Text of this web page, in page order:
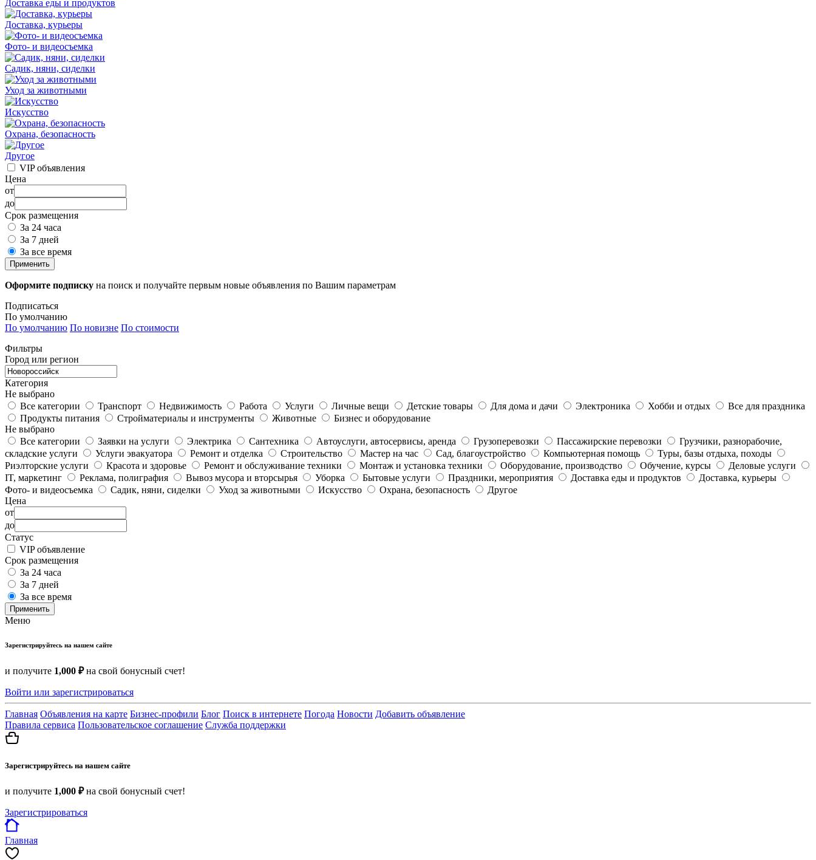
Доставка еды и продуктов
Доставка, курьеры
Фото- и видеосъемка
Садик, няни, сиделки
Уход за животными
Искусство
Охрана, безопасность
Другое
VIP объявления
Цена
от
до
Срок размещения
За 24 часа
За 7 дней
За все время
Применить
Оформите подписку на поиск и получайте первым новые объявления по Вашим параметрам
Подписаться
По умолчанию
По умолчанию По новизне По стоимости
Фильтры
Город или регион
Категория
Не выбрано
Все категории
Транспорт Недвижимость Работа Услуги Личные вещи Детские товары Для дома и дачи Электроника Хобби и отдых
Все для праздника
Продукты питания
Стройматериалы и инструменты Животные
Бизнес и оборудование
Не выбрано
Все категории
Заявки на услуги Электрика Сантехника Автоуслуги, автосервисы, аренда Грузоперевозки Пассажирские перевозки
Грузчики, разнорабочие,
складские услуги
Услуги эвакуатора Ремонт и отделка Строительство Мастер на час Сад, благоустройство Компьютерная помощь
Туры, базы отдыха, походы
Риэлторские услуги
Красота и здоровье Ремонт и обслуживание техники Монтаж и установка техники Оборудование, производство Обучение, курсы
Деловые услуги
IT, маркетинг
Реклама, полиграфия Вывоз мусора и вторсырья Уборка Бытовые услуги Праздники, мероприятия Доставка еды и продуктов
Доставка, курьеры
Фото- и видеосъемка
Садик, няни, сиделки Уход за животными Искусство Охрана, безопасность
Другое
Цена
от
до
Статус
VIP объявление
Срок размещения
За 24 часа
За 7 дней
За все время
Применить
Меню
Зарегистрируйтесь на нашем сайте
и получите 1,000 ₽на свой бонусный счет!
Войти или зарегистрироваться
Главная Объявления на карте Бизнес-профили Блог Поиск в интернете Погода Новости Добавить объявление
Правила сервиса Пользовательское соглашение Служба поддержки
Зарегистрируйтесь на нашем сайте
и получите 1,000 ₽на свой бонусный счет!
Зарегистрироваться
Главная